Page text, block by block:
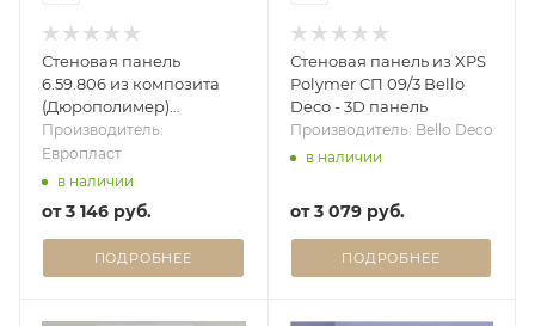
Стеновая панель
6.59.806 из композита
(Дюрополимер)
Европласт - 3D панель
Производитель:
Европласт
в наличии
от3 146 руб.
ПОДРОБНЕЕ
Стеновая панель из XPS
Polymer СП 09/3 Bello
Deco - 3D панель
Производитель: Bello Deco
в наличии
от3 079 руб.
ПОДРОБНЕЕ